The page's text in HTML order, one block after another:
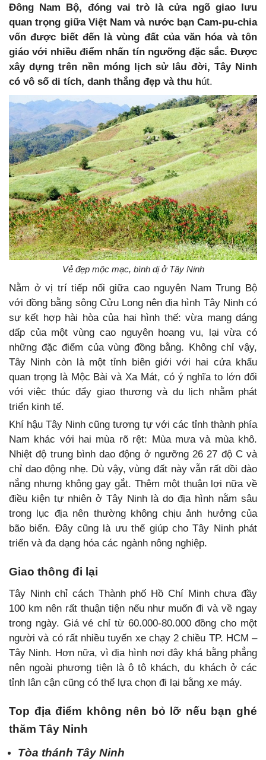
Đông Nam Bộ, đóng vai trò là cửa ngõ giao lưu
quan trọng giữa Việt Nam và nước bạn Cam-pu-chia
vốn được biết đến là vùng đất của văn hóa và tôn
giáo với nhiều điểm nhấn tín ngưỡng đặc sắc. Được
xây dựng trên nền móng lịch sử lâu đời, Tây Ninh
có vô số di tích, danh thắng đẹp và thu hút.
Vẻ đẹp mộc mạc, bình dị ở Tây Ninh
Nằm ở vị trí tiếp nối giữa cao nguyên Nam Trung Bộ
với đồng bằng sông Cửu Long nên địa hình Tây Ninh có
sự kết hợp hài hòa của hai hình thế: vừa mang dáng
dấp của một vùng cao nguyên hoang vu, lại vừa có
những đặc điểm của vùng đồng bằng. Không chỉ vậy,
Tây Ninh còn là một tỉnh biên giới với hai cửa khẩu
quan trọng là Mộc Bài và Xa Mát, có ý nghĩa to lớn đối
với việc thúc đẩy giao thương và du lịch nhằm phát
triển kinh tế.
Khí hậu Tây Ninh cũng tương tự với các tỉnh thành phía
Nam khác với hai mùa rõ rệt: Mùa mưa và mùa khô.
Nhiệt độ trung bình dao động ở ngưỡng 26 27 độ C và
chỉ dao động nhẹ. Dù vậy, vùng đất này vẫn rất dồi dào
nắng nhưng không gay gắt. Thêm một thuận lợi nữa về
điều kiện tự nhiên ở Tây Ninh là do địa hình nằm sâu
trong lục địa nên thường không chịu ảnh hưởng của
bão biển. Đây cũng là ưu thế giúp cho Tây Ninh phát
triển và đa dạng hóa các ngành nông nghiệp.
Giao thông đi lại
Tây Ninh chỉ cách Thành phố Hồ Chí Minh chưa đầy
100 km nên rất thuận tiện nếu như muốn đi và về ngay
trong ngày. Giá vé chỉ từ 60.000-80.000 đồng cho một
người và có rất nhiều tuyến xe chạy 2 chiều TP. HCM –
Tây Ninh. Hơn nữa, vì địa hình nơi đây khá bằng phẳng
nên ngoài phương tiện là ô tô khách, du khách ở các
tỉnh lân cận cũng có thể lựa chọn đi lại bằng xe máy.
Top địa điểm không nên bỏ lỡ nếu bạn ghé
thăm Tây Ninh
Tòa thánh Tây Ninh